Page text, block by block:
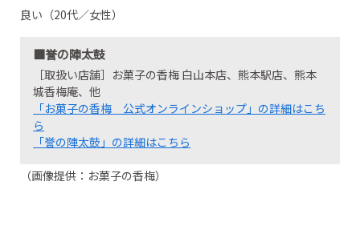
良い（20代／女性）
■誉の陣太鼓
［取扱い店舗］お菓子の香梅 白山本店、熊本駅店、熊本
城香梅庵、他
「お菓子の香梅 公式オンラインショップ」の詳細はこち
ら
「誉の陣太鼓」の詳細はこちら
（画像提供：お菓子の香梅）